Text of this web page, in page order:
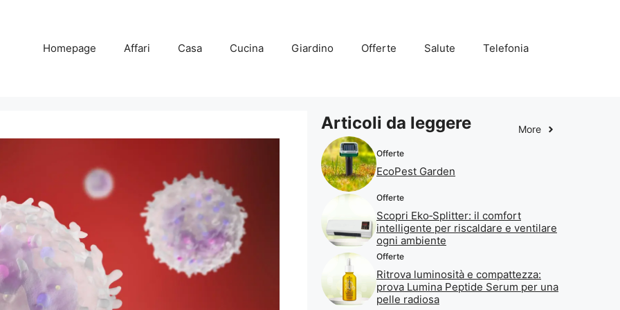
Homepage Affari Casa Cucina Giardino Offerte Salute Telefonia
Articoli da leggere More
Offerte
EcoPest Garden
Offerte
Scopri Eko‑Splitter: il comfort
intelligente per riscaldare e ventilare
ogni ambiente
Offerte
Ritrova luminosità e compattezza:
prova Lumina Peptide Serum per una
pelle radiosa